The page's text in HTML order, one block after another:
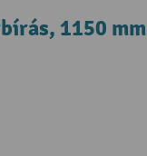
1150 mm